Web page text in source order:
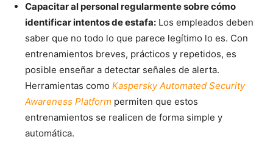
Capacitar al personal regularmente sobre cómo
identificar intentos de estafa: Los empleados deben
saber que no todo lo que parece legítimo lo es. Con
entrenamientos breves, prácticos y repetidos, es
posible enseñar a detectar señales de alerta.
Herramientas como Kaspersky Automated Security
Awareness Platform permiten que estos
entrenamientos se realicen de forma simple y
automática.